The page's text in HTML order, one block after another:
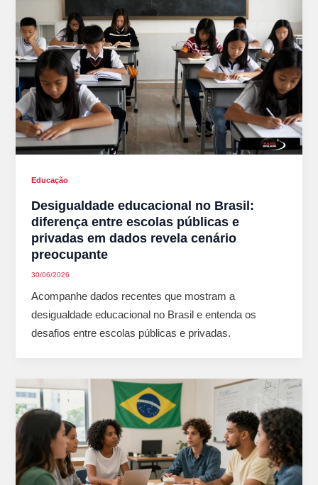
Educação
Desigualdade educacional no Brasil:
diferença entre escolas públicas e
privadas em dados revela cenário
preocupante
30/06/2026
Acompanhe dados recentes que mostram a
desigualdade educacional no Brasil e entenda os
desafios entre escolas públicas e privadas.